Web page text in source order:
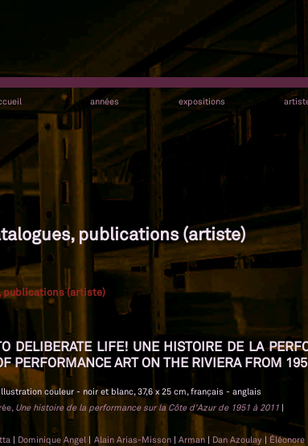
années expositions
publications (artiste)
publications (artiste)
DELIBERATE LIFE! UNE HISTOIRE DE LA
PERFORMANCE ART ON THE RIVIERA FROM
couleur - noir et blanc, 37,6 x 25 cm, français - anglais
Une histoire de la performance sur la Côte d'Azur de 1951 à 2011 |
| Dominique Angel | Alain Arias-Misson| Arman| Dan Azoulay| Éléonore